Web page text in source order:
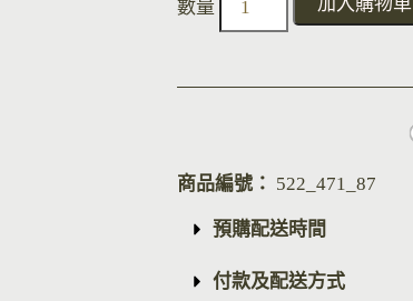
加入購物車
商品編號： 522_471_87
預購配送時間
付款及配送方式